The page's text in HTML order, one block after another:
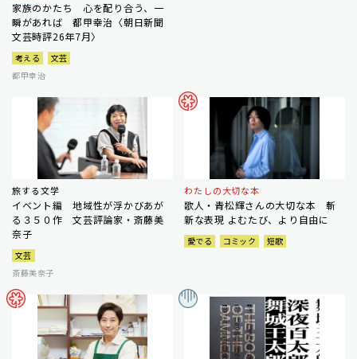
家族のかたち 心を配り合う、一
瞬があれば 都甲幸治〈朝日新聞
文芸時評26年7月〉
考える
文芸
都甲幸治
旅する文学
イベント編 地域性が浮かびあが
る３５０作 文芸評論家・斎藤美
奈子
文芸
斎藤美奈子
わたしの大切な本
歌人・青松輝さんの大切な本 斬
新な表現 よむたび、より自由に
愛でる コミック 短歌